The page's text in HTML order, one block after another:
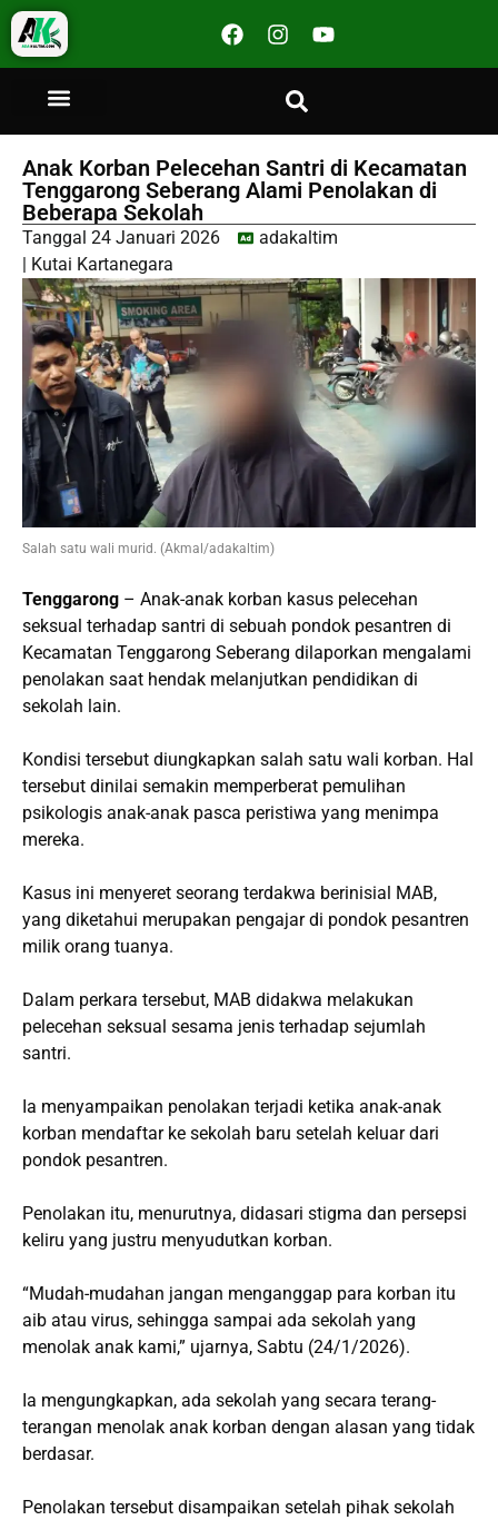
Anak Korban Pelecehan Santri di Kecamatan
Tenggarong Seberang Alami Penolakan di
Beberapa Sekolah
Tanggal 24 Januari 2026
adakaltim
Kutai Kartanegara
Salah satu wali murid. (Akmal/adakaltim)
Tenggarong – Anak-anak korban kasus pelecehan
seksual terhadap santri di sebuah pondok pesantren di
Kecamatan Tenggarong Seberang dilaporkan mengalami
penolakan saat hendak melanjutkan pendidikan di
sekolah lain.
Kondisi tersebut diungkapkan salah satu wali korban. Hal
tersebut dinilai semakin memperberat pemulihan
psikologis anak-anak pasca peristiwa yang menimpa
mereka.
Kasus ini menyeret seorang terdakwa berinisial MAB,
yang diketahui merupakan pengajar di pondok pesantren
milik orang tuanya.
Dalam perkara tersebut, MAB didakwa melakukan
pelecehan seksual sesama jenis terhadap sejumlah
santri.
Ia menyampaikan penolakan terjadi ketika anak-anak
korban mendaftar ke sekolah baru setelah keluar dari
pondok pesantren.
Penolakan itu, menurutnya, didasari stigma dan persepsi
keliru yang justru menyudutkan korban.
“Mudah-mudahan jangan menganggap para korban itu
aib atau virus, sehingga sampai ada sekolah yang
menolak anak kami,” ujarnya, Sabtu (24/1/2026).
Ia mengungkapkan, ada sekolah yang secara terang-
terangan menolak anak korban dengan alasan yang tidak
berdasar.
Penolakan tersebut disampaikan setelah pihak sekolah